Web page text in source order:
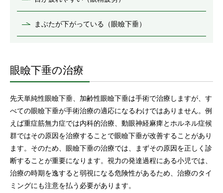
まぶたが下がっている（眼瞼下垂）
眼瞼下垂の治療
先天単純性眼瞼下垂、加齢性眼瞼下垂は手術で治療しますが、す
べての眼瞼下垂が手術治療の適応になるわけではありません。例
えば重症筋無力症では内科的治療、動眼神経麻痺とホルネル症候
群ではその原因を治療することで眼瞼下垂が改善することがあり
ます。そのため、眼瞼下垂の治療では、まずその原因を正しく診
断することが重要になります。視力の発達過程にある小児では、
治療の時期を逸すると弱視になる危険性があるため、治療のタイ
ミングにも注意を払う必要があります。